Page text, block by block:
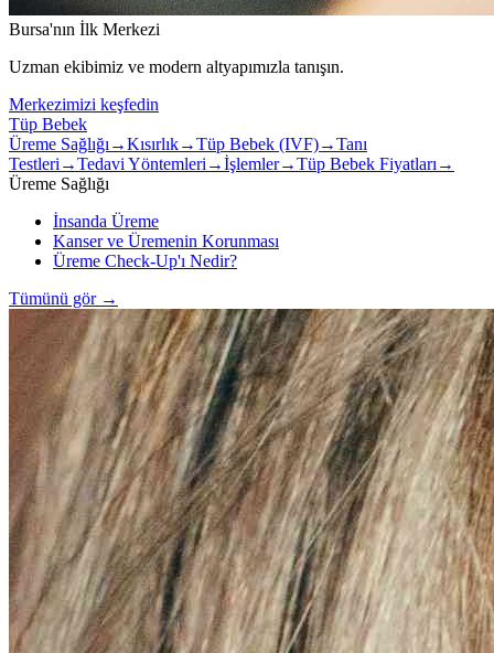
Bursa'nın İlk Merkezi
Uzman ekibimiz ve modern altyapımızla tanışın.
Merkezimizi keşfedin
Tüp Bebek
Üreme Sağlığı →Kısırlık→Tüp Bebek (IVF)→Tanı
Testleri →Tedavi Yöntemleri →İşlemler→Tüp Bebek Fiyatları →
Üreme Sağlığı
İnsanda Üreme
Kanser ve Üremenin Korunması
Üreme Check-Up'ı Nedir?
Tümünü gör →